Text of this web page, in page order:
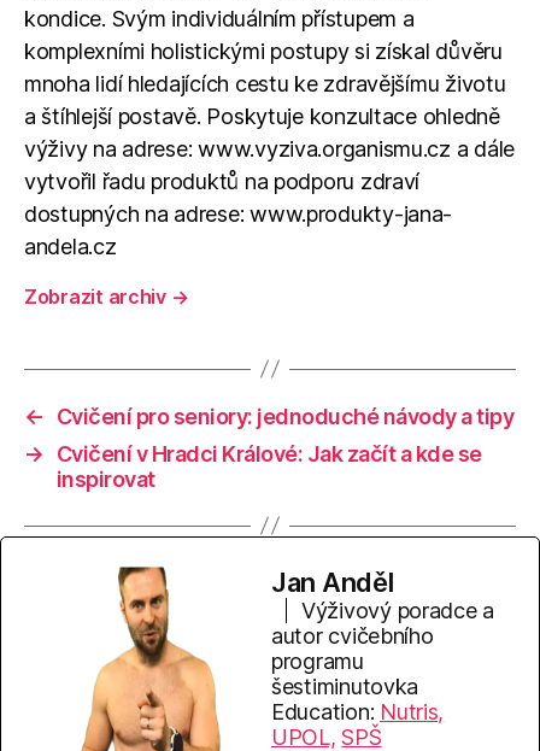
kondice. Svým individuálním přístupem a
komplexními holistickými postupy si získal důvěru
mnoha lidí hledajících cestu ke zdravějšímu životu
a štíhlejší postavě. Poskytuje konzultace ohledně
výživy na adrese: www.vyziva.organismu.cz a dále
vytvořil řadu produktů na podporu zdraví
dostupných na adrese: www.produkty-jana-
andela.cz
Zobrazit archiv →
←
Cvičení pro seniory: jednoduché návody a tipy
→
Cvičení v Hradci Králové: Jak začít a kde se
inspirovat
Jan Anděl
Výživový poradce a
autor cvičebního
programu
šestiminutovka
Education: Nutris,
UPOL, SPŠ